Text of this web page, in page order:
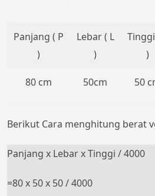
Panjang ( P
)
Lebar ( L
)
)
80 cm 50cm 50
Berikut Cara menghitung berat
Panjang x Lebar x Tinggi / 4000
=80 x 50 x 50 / 4000